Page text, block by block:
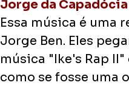
Jorge da Capadócia
Essa música é uma
Jorge Ben. Eles
música "Ike's Rap
como se fosse uma